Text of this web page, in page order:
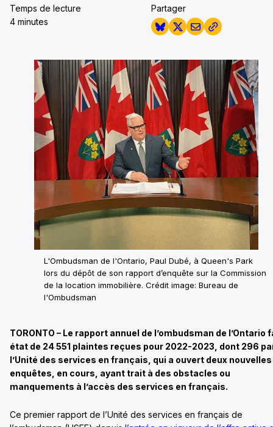
Temps de lecture
4 minutes
Partager
L'Ombudsman de l'Ontario, Paul Dubé, à Queen's Park
lors du dépôt de son rapport d’enquête sur la Commission
de la location immobilière. Crédit image: Bureau de
l'Ombudsman
TORONTO – Le rapport annuel de l’ombudsman de l’Ontario
état de 24 551 plaintes reçues pour 2022-2023, dont 296
l’Unité des services en français, qui a ouvert deux nouvelles
enquêtes, en cours, ayant trait à des obstacles ou
manquements à l’accès des services en français.
Ce premier rapport de l’Unité des services en français de